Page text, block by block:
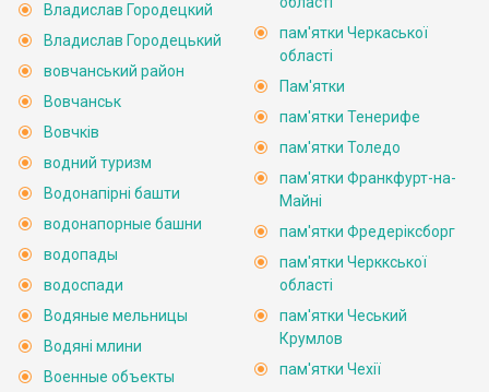
Владислав Городецкий
Владислав Городецький
вовчанський район
Вовчанськ
Вовчків
водний туризм
Водонапірні башти
водонапорные башни
водопады
водоспади
Водяные мельницы
Водяні млини
Военные объекты
пам'ятки Черкаської
області
Пам'ятки
пам'ятки Тенерифе
пам'ятки Толедо
пам'ятки Франкфурт-на-
Майні
пам'ятки Фредеріксборг
пам'ятки Черккської
області
пам'ятки Чеський
Крумлов
пам'ятки Чехії